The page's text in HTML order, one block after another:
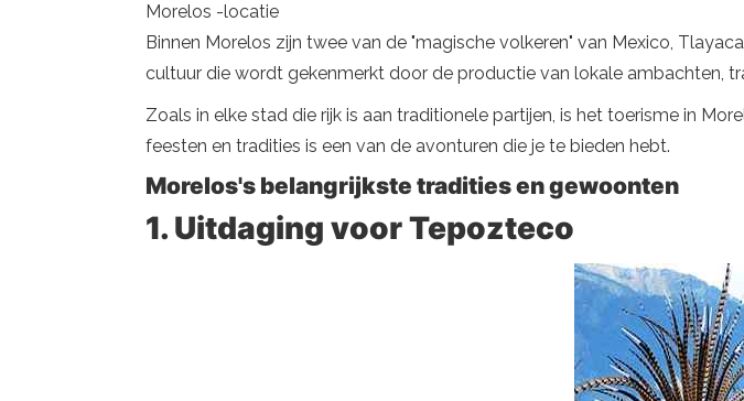
Morelos -locatie
Binnen Morelos zijn twee van de "magische volkeren" van Mexico,
cultuur die wordt gekenmerkt door de productie van lokale ambachten,
Zoals in elke stad die rijk is aan traditionele partijen, is het toerisme in
feesten en tradities is een van de avonturen die je te bieden hebt.
Morelos's belangrijkste tradities en gewoonten
1. Uitdaging voor Tepozteco